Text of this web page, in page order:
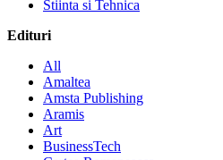
Stiinta si Tehnica
Edituri
All
Amaltea
Amsta Publishing
Aramis
Art
BusinessTech